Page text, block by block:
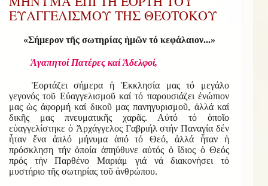
ΕΥΑΓΓΕΛΙΣΜΟΥ ΤΗΣ ΘΕΟΤΟΚΟΥ
«Σήμερον τῆς σωτηρίας ἡμῶν τό κεφάλαιον...»
Ἀγαπητοί Πατέρες καί Ἀδελφοί,
Ἑορτάζει σήμερα ἡ Ἐκκλησία μας τό μεγάλο
γεγονός τοῦ Εὐαγγελισμοῦ καί τό παρουσιάζει ἐνώπιον
μας ὡς ἀφορμή καί δικοῦ μας πανηγυρισμοῦ, ἀλλά καί
δικῆς μας πνευματικῆς χαρᾶς. Αὐτό τό ὁποῖο
εὐαγγελίστηκε ὁ Ἀρχάγγελος Γαβριήλ στήν Παναγία δέν
ἦταν ἕνα ἁπλό μήνυμα ἀπό τό Θεό, ἀλλά ἦταν ἡ
πρόσκληση τήν ὁποία ἀπηύθυνε αὐτός ὁ ἴδιος ὁ Θεός
πρός τήν Παρθένο Μαριάμ γιά νά διακονήσει τό
μυστήριο τῆς σωτηρίας τοῦ ἀνθρώπου.